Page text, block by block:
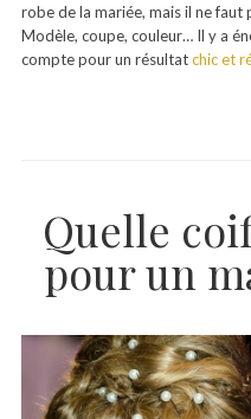
robe de la mariée, mais il ne
Modèle, coupe, couleur… Il y a
compte pour un résultatchic et
Quelle
pour un